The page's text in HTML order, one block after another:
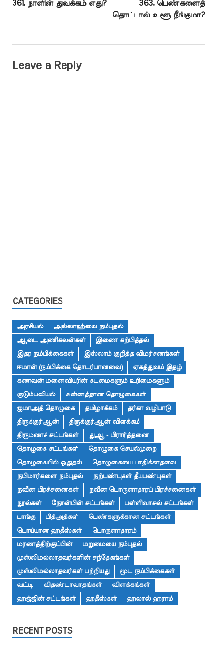
361. நாளின் துவக்கம் எது?
363. பெண்களைத்
தொட்டால் உளூ நீங்குமா?
Leave a Reply
CATEGORIES
அரசியல்
அல்லாஹ்வை நம்புதல்
ஆடை அணிகலன்கள்
இணை கற்பித்தல்
இதர நம்பிக்கைகள்
இஸ்லாம் குறித்த விமர்சனங்கள்
ஈமான் (நம்பிக்கை தொடர்பானவை)
ஏகத்துவம் இதழ்
கணவன் மனைவியரின் கடமைகளும் உரிமைகளும்
குடும்பவியல்
சுன்னத்தான தொழுகைகள்
ஜமாஅத் தொழுகை
தமிழாக்கம்
தர்கா வழிபாடு
திருக்குர்ஆன்
திருக்குர்ஆன் விளக்கம்
திருமணச் சட்டங்கள்
துஆ - பிரார்த்தனை
தொழுகை சட்டங்கள்
தொழுகை செயல்முறை
தொழுகையில் ஓதுதல்
தொழுகையை பாதிக்காதவை
நபிமார்களை நம்புதல்
நற்பண்புகள் தீயபண்புகள்
நவீன பிரச்சனைகள்
நவீன பொருளாதாரப் பிரச்சனைகள்
நூல்கள்
நோன்பின் சட்டங்கள்
பள்ளிவாசல் சட்டங்கள்
பாங்கு
பித்அத்கள்
பெண்களுக்கான சட்டங்கள்
பொய்யான ஹதீஸ்கள்
பொருளாதாரம்
மரணத்திற்குப்பின்
மறுமையை நம்புதல்
முஸ்லிமல்லாதவர்களின் சந்தேகங்கள்
முஸ்லிமல்லாதவர்கள் பற்றியது
மூட நம்பிக்கைகள்
வட்டி
விதண்டாவாதங்கள்
விளக்கங்கள்
ஹஜ்ஜின் சட்டங்கள்
ஹதீஸ்கள் ஹலால் ஹராம்
RECENT POSTS